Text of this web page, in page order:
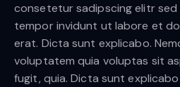
consetetur sadipscing elitr sed
tempor invidunt ut labore et
erat. Dicta sunt explicabo.
voluptatem quia voluptas sit
fugit, quia. Dicta sunt